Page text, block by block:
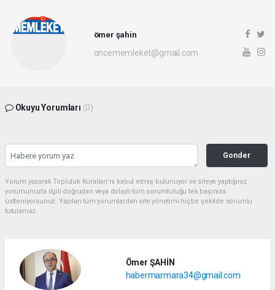
ömer şahin
oncememleket@gmail.com
Okuyu Yorumları (0)
Gonder
Yorum yazarak Topluluk Kuralları’nı kabul etmiş bulunuyor ve siteye yaptığınız
yorumunuzla ilgili doğrudan veya dolaylı tüm sorumluluğu tek başınıza
üstleniyorsunuz. Yazılan tüm yorumlardan site yönetimi hiçbir şekilde sorumlu
tutulamaz.
Ömer ŞAHİN
habermarmara34@gmail.com